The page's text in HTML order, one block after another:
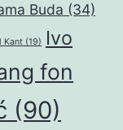
Buda (34)
Kant (19)
Ivo
fon
(90)